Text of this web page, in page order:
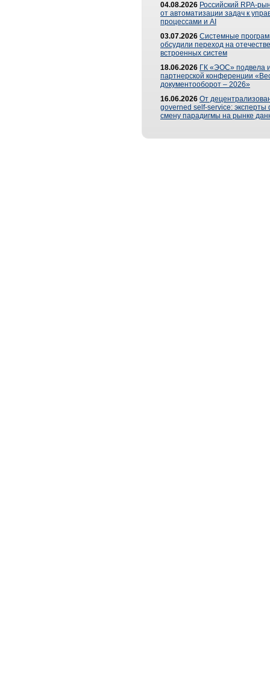
04.08.2026 Российский RPA-
от автоматизации задач к
процессами и AI
03.07.2026 Системные
обсудили переход на
встроенных систем
18.06.2026 ГК «ЭОС» подвела
партнерской конференции
документооборот – 2026»
16.06.2026 От
governed self-service: эксперты
смену парадигмы на рынке